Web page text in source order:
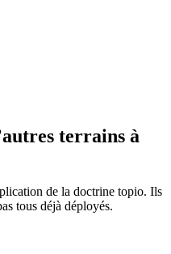
terrains à
de la doctrine topio. Ils
tous déjà déployés.